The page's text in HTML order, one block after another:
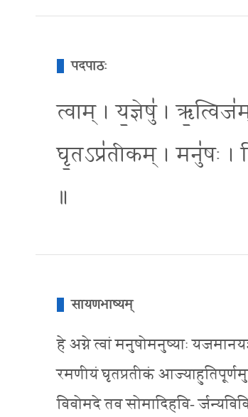
पदपाठः
त्वाम् । य॒ज्ञेषु॑ ।
घृ॒तऽप्र॑तीकम् । मनु॑षः ।
॥
सायणभाष्यम्
हे अग्ने त्वां मनुषोमनुष्याः
रमणीयं घृतप्रतीकं
विवोमदे तव सोमादिहवि-